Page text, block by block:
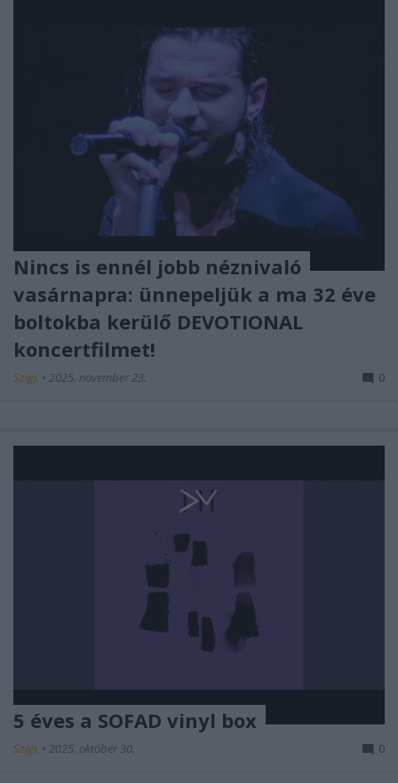
Nincs is ennél jobb néznivaló
vasárnapra: ünnepeljük a ma 32 éve
boltokba kerülő DEVOTIONAL
koncertfilmet!
Szigi. • 2025. november 23. 0
5 éves a SOFAD vinyl box
Szigi. • 2025. október 30. 0